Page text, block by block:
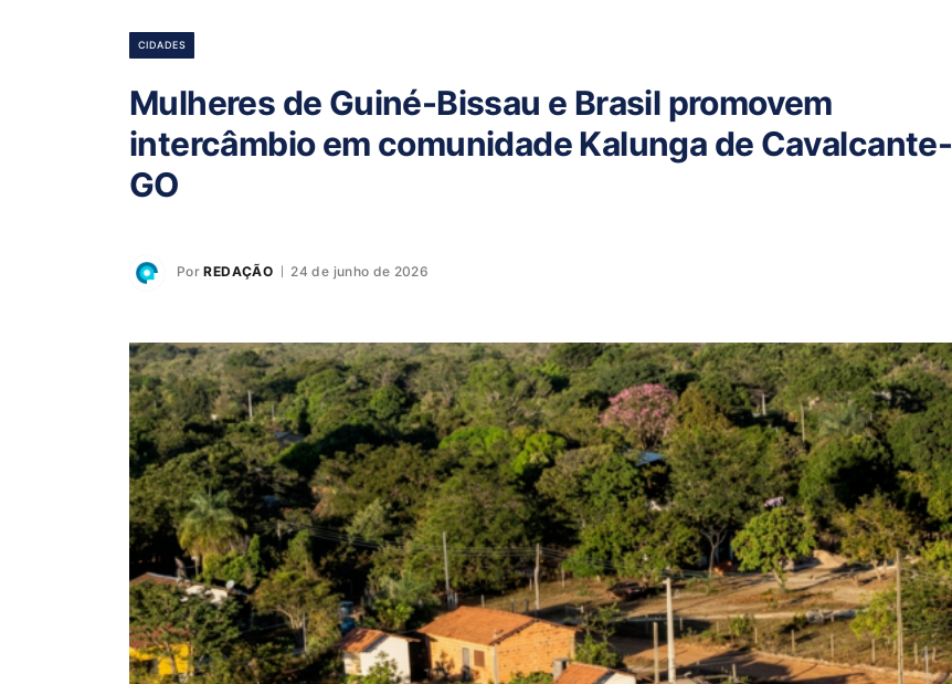
CIDADES
Mulheres de Guiné-Bissau e Brasil promovem
intercâmbio em comunidade Kalunga de Cavalcante-
GO
Por REDAÇÃO 24 de junho de 2026